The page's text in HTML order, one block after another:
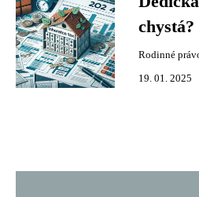
chystá?
Rodinné
19. 01. 2025